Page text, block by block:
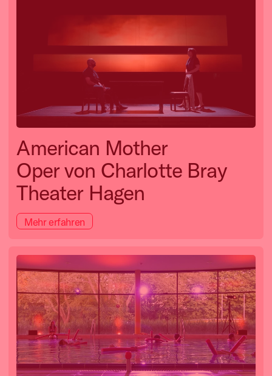
American Mother
Oper von Charlotte Bray
Theater Hagen
Mehr erfahren